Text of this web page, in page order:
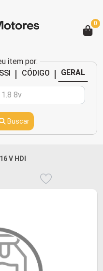
item por:
| CÓDIGO | GERAL
Buscar
0
V HDI